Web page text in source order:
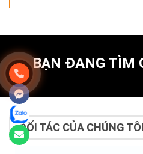
BẠN ĐANG TÌM
ĐỐI TÁC CỦA CHÚNG TÔI